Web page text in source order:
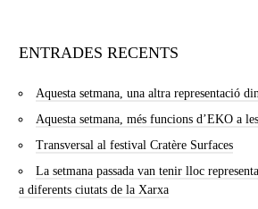
ENTRADES RECENTS
Aquesta setmana, una altra representació
Aquesta setmana, més funcions d’EKO a
Transversal al festival Cratère Surfaces
La setmana passada van tenir lloc
a diferents ciutats de la Xarxa